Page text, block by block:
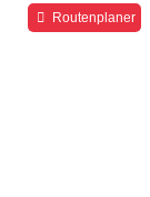
Routenplaner